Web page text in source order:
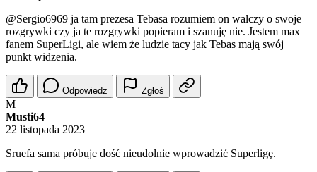
@Sergio6969 ja tam prezesa Tebasa rozumiem on walczy o swoje
rozgrywki czy ja te rozgrywki popieram i szanuję nie. Jestem max
fanem SuperLigi, ale wiem że ludzie tacy jak Tebas mają swój
punkt widzenia.
Odpowiedz Zgłoś
M
Musti64
22 listopada 2023
Sruefa sama próbuje dość nieudolnie wprowadzić Superligę.